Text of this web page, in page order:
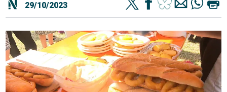
29/10/2023